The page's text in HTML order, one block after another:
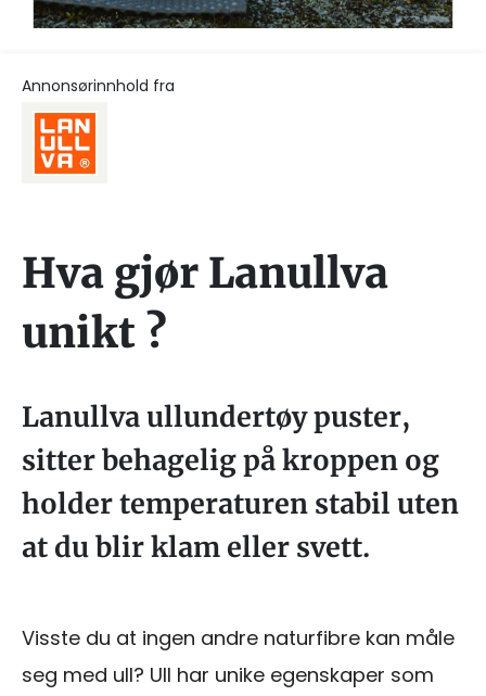
Annonsørinnhold fra
Hva gjør Lanullva
unikt ?
Lanullva ullundertøy puster,
sitter behagelig på kroppen og
holder temperaturen stabil uten
at du blir klam eller svett.
Visste du at ingen andre naturfibre kan måle
seg med ull? Ull har unike egenskaper som